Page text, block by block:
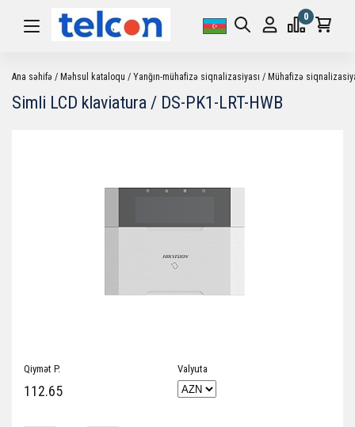
0
Ana səhifə Məhsul kataloqu Yanğın-mühafizə siqnalizasiyası Mühafizə
Simli LCD klaviatura / DS-PK1-LRT-HWB
Qiymət P.
112.65
Valyuta